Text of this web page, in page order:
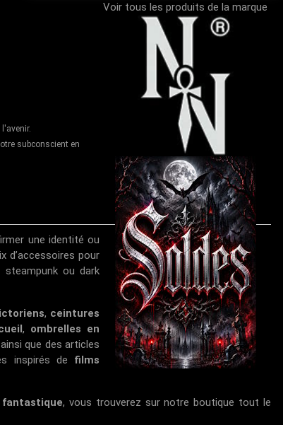
Voir tous les produits de la marque
subconscient en
une identité ou
d’accessoires pour
steampunk ou dark
, ceintures
, ombrelles en
que des articles
inspirés de films
fantastique, vous trouverez sur notre boutique tout le